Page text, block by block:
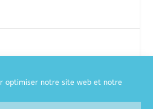
optimiser notre site web et notre